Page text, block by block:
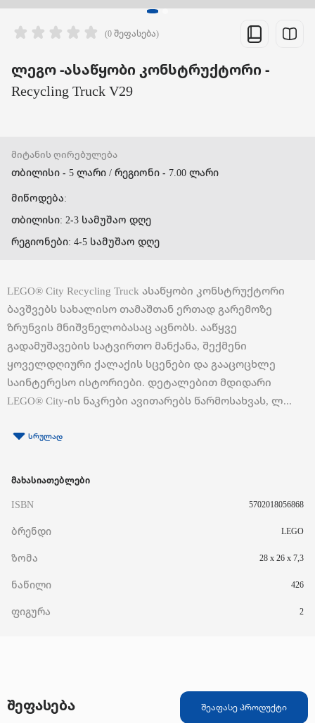
(0 შეფასება)
ლეგო -ასაწყობი კონსტრუქტორი -
Recycling Truck V29
მიტანის ღირებულება
თბილისი - 5 ლარი / რეგიონი - 7.00 ლარი
მიწოდება:
თბილისი: 2-3 სამუშაო დღე
რეგიონები: 4-5 სამუშაო დღე
LEGO® City Recycling Truck ასაწყობი კონსტრუქტორი
ბავშვებს სახალისო თამაშთან ერთად გარემოზე
ზრუნვის მნიშვნელობასაც აცნობს. ააწყვე
გადამუშავების სატვირთო მანქანა, შექმენი
ყოველდღიური ქალაქის სცენები და გააცოცხლე
საინტერესო ისტორიები. დეტალებით მდიდარი
LEGO® City-ის ნაკრები ავითარებს წარმოსახვას, ლ...
სრულად
მახასიათებლები
ISBN 5702018056868
ბრენდი LEGO
ზომა 28 x 26 x 7,3
ნაწილი 426
ფიგურა 2
შეფასება შეაფასე პროდუქტი